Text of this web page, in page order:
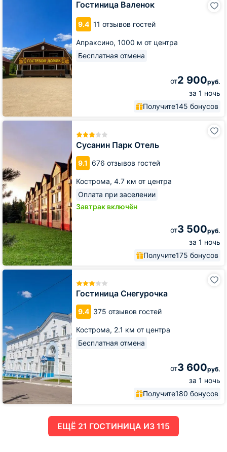
Гостиница Валенок
9.4 11 отзывов гостей
Апраксино, 1000 м от центра
Бесплатная отмена
от2 900руб.
за 1 ночь
Получите145 бонусов
Сусанин Парк Отель
9.1 676 отзывов гостей
Кострома, 4.7 км от центра
Оплата при заселении
Завтрак включён
от3 500руб.
за 1 ночь
Получите175 бонусов
Сусанин
Гостиница Снегурочка
9.4 375 отзывов гостей
Кострома, 2.1 км от центра
Бесплатная отмена
от3 600руб.
за 1 ночь
Получите180 бонусов
Гостиница
ЕЩË 21 ГОСТИНИЦА ИЗ 115